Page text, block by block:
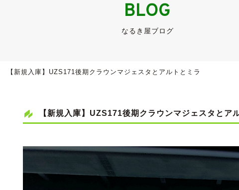
BLOG
なるき屋ブログ
【新規入庫】UZS171後期クラウンマジェスタとアルトとミラ
【新規入庫】UZS171後期クラウンマジェスタとア